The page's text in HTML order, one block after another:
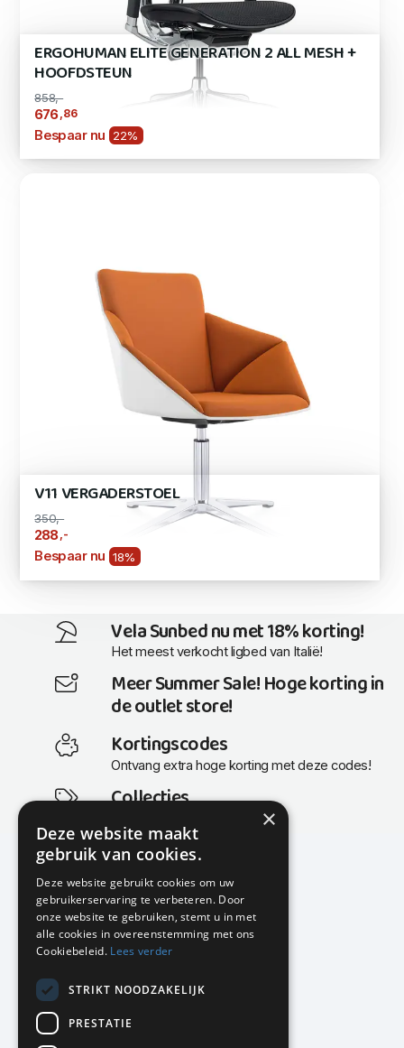
ERGOHUMAN ELITE GENERATION 2 ALL MESH +
HOOFDSTEUN
858,-
676 ,86
Bespaar nu 22%
V11 VERGADERSTOEL
350,-
288,-
Bespaar nu 18%
Vela Sunbed nu met 18% korting!
Het meest verkocht ligbed van Italië!
Meer Summer Sale! Hoge korting in
de outlet store!
Kortingscodes
Ontvang extra hoge korting met deze codes!
Collecties
Actuele en populaire collecties
KMP Kantoormeubilair
Airport Business Park
Frankfurtstraat 29-31
1175 RH Lijnden
020-617 01 26
info@kmpkantoormeubilair.nl
×
Deze website maakt
gebruik van cookies.
Deze website gebruikt cookies om uw
gebruikerservaring te verbeteren. Door
onze website te gebruiken, stemt u in met
alle cookies in overeenstemming met ons
Cookiebeleid. Lees verder
STRIKT NOODZAKELIJK
PRESTATIE